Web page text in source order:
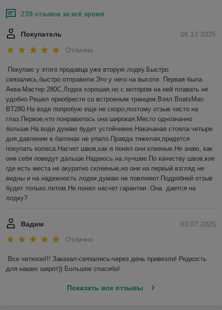
239 отзывов за всё время
06.12.2025
Покупатель
Отлично
Покупаю у этого продавца уже вторую лодку.Быстро
связались,быстро отправили.Это у него на высоте. Первая была
Аква-Мастер 280С.Лодка хорошая,но с мотором на ней плавать не
удобно.Решил приобрести со встроеным транцем.Взял BoatsMan
BT280.На воде попробую еще не скоро,поэтому отзыв чисто на
глаз.Первое,что понравилось она широкая.Место однозначно
больше.На воде думаю будет устойчивее.Накачаная стояла четыре
дня,давление в балонах не упало.Правда тяжелая,придется
покупать колеса.Насчет швов,как я понял они клееные.Не знаю, как
они себя поведут дальше.Надеюсь на лучшее.По качеству швов,кое
где есть места не акуратно склееные,но они на первый взгляд не
видны и на надежность лодки думаю не повлияют.Подробней отзыв
будет только летом.Не понял насчет гарантии .Она  дается на
лодку?
03.07.2025
Вадим
Отлично
Все четкооо!!! Заказал-связались-через день привезли! Редкость
для наших широт)) Большое спасибо!
Показать все отзывы